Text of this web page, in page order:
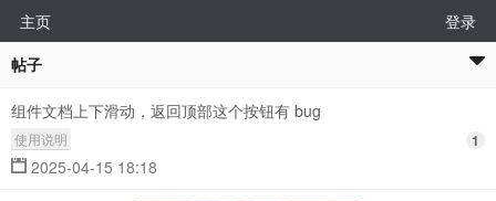
主页
登录
帖子
组件文档上下滑动，返回顶部这个按钮有 bug
使用说明
2025-04-15 18:18
1